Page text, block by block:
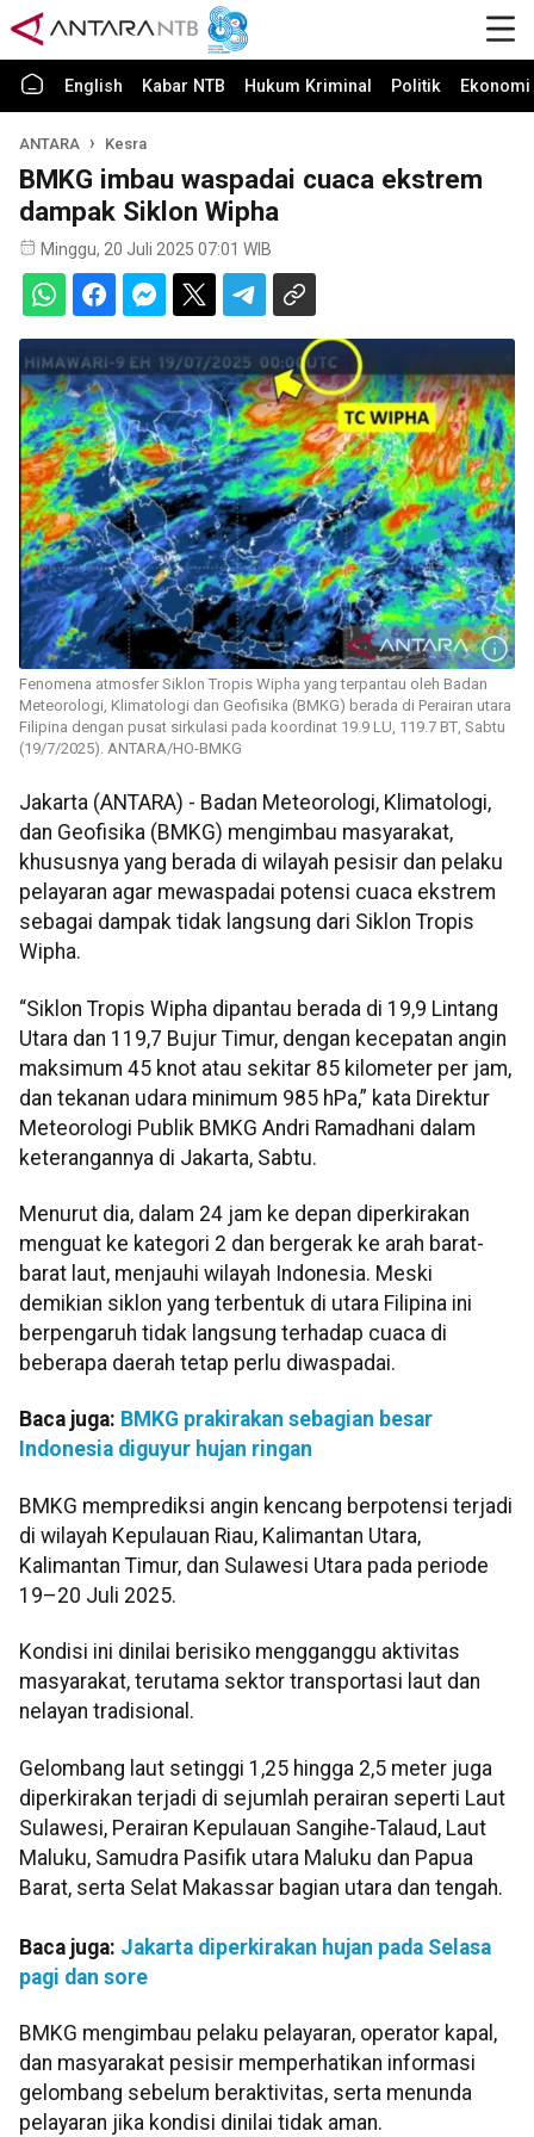
English Kabar NTB Hukum Kriminal Politik
ANTARA Kesra
BMKG imbau waspadai cuaca ekstrem
dampak Siklon Wipha
Minggu, 20 Juli 2025 07:01 WIB
Fenomena atmosfer Siklon Tropis Wipha yang terpantau oleh Badan
Meteorologi, Klimatologi dan Geofisika (BMKG) berada di Perairan utara
Filipina dengan pusat sirkulasi pada koordinat 19.9 LU, 119.7 ВТ, Sabtu
(19/7/2025). ANTARA/HO-BMKG
Jakarta (ANTARA) - Badan Meteorologi, Klimatologi,
dan Geofisika (BMKG) mengimbau masyarakat,
khususnya yang berada di wilayah pesisir dan pelaku
pelayaran agar mewaspadai potensi cuaca ekstrem
sebagai dampak tidak langsung dari Siklon Tropis
Wipha.
“Siklon Tropis Wipha dipantau berada di 19,9 Lintang
Utara dan 119,7 Bujur Timur, dengan kecepatan angin
maksimum 45 knot atau sekitar 85 kilometer per jam,
dan tekanan udara minimum 985 hPa,” kata Direktur
Meteorologi Publik BMKG Andri Ramadhani dalam
keterangannya di Jakarta, Sabtu.
Menurut dia, dalam 24 jam ke depan diperkirakan
menguat ke kategori 2 dan bergerak ke arah barat-
barat laut, menjauhi wilayah Indonesia. Meski
demikian siklon yang terbentuk di utara Filipina ini
berpengaruh tidak langsung terhadap cuaca di
beberapa daerah tetap perlu diwaspadai.
Baca juga: BMKG prakirakan sebagian besar
Indonesia diguyur hujan ringan
BMKG memprediksi angin kencang berpotensi terjadi
di wilayah Kepulauan Riau, Kalimantan Utara,
Kalimantan Timur, dan Sulawesi Utara pada periode
19–20 Juli 2025.
Kondisi ini dinilai berisiko mengganggu aktivitas
masyarakat, terutama sektor transportasi laut dan
nelayan tradisional.
Gelombang laut setinggi 1,25 hingga 2,5 meter juga
diperkirakan terjadi di sejumlah perairan seperti Laut
Sulawesi, Perairan Kepulauan Sangihe-Talaud, Laut
Maluku, Samudra Pasifik utara Maluku dan Papua
Barat, serta Selat Makassar bagian utara dan tengah.
Baca juga: Jakarta diperkirakan hujan pada Selasa
pagi dan sore
BMKG mengimbau pelaku pelayaran, operator kapal,
dan masyarakat pesisir memperhatikan informasi
gelombang sebelum beraktivitas, serta menunda
pelayaran jika kondisi dinilai tidak aman.